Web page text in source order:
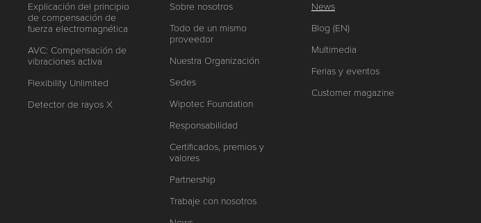
Explicación del principio
de compensación de
fuerza electromagnética
AVC: Compensación de
vibraciones activa
Flexibility Unlimited
Detector de rayos X
Sobre nosotros
Todo de un mismo
proveedor
Nuestra Organización
Sedes
Wipotec Foundation
Responsabilidad
Certificados, premios y
valores
Partnership
Trabaje con nosotros
News
Blog (EN)
Multimedia
Ferias y eventos
Customer magazine